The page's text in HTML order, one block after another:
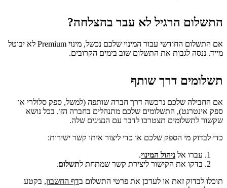
התשלום הרגיל לא עבר בהצלחה?
אם התשלום החודשי עבור המינוי שלכם נכשל, מינוי Premium לא יבוטל
מייד. ננסה לגבות את התשלום שוב בימים הקרובים.
תשלומים דרך שותף
אם החבילה שלכם נרכשה דרך חברה שותפה (למשל, ספק סלולרי או
ספק אינטרנט), התשלומים שלכם מתנהלים בחברה הזו. בכל נושא
שקשור לתשלומים תצטרכו לדבר עם הנציגים שלה.
כדי לבדוק מי הספק שלכם או כדי ליצור איתו קשר ישירות:
עברו אל ניהול המינוי.
בדקו את הקישור ליצירת קשר שמתחת לתשלום.
תוכלו לבדוק זאת או לעדכן את פרטי התשלום בדף החשבון, בקטע